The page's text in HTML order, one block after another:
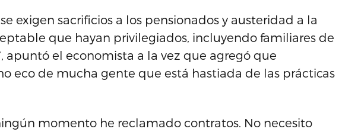
exigen sacrificios a los pensionados y austeridad a la
que hayan privilegiados, incluyendo familiares de
apuntó el economista a la vez que agregó que
eco de mucha gente que está hastiada de las prácticas
momento he reclamado contratos. No necesito